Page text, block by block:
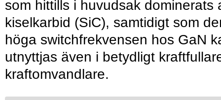
som hittills i huvudsak dominerats
kiselkarbid (SiC), samtidigt som
höga switchfrekvensen hos GaN
utnyttjas även i betydligt
kraftomvandlare.